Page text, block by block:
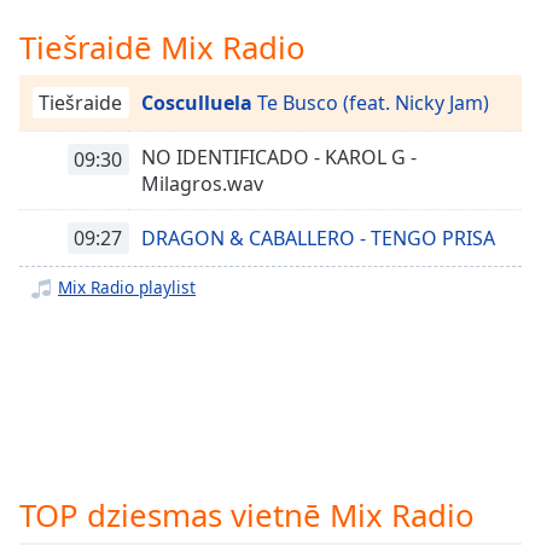
Chapters
Descriptions
descriptions
,
subtitles
selected
Tiešraidē Mix Radio
Tiešraide Cosculluela Te Busco (feat. Nicky Jam)
09:30
NO IDENTIFICADO - KAROL G -
Milagros.wav
09:27 DRAGON & CABALLERO - TENGO PRISA
Mix Radio playlist
TOP dziesmas vietnē Mix Radio